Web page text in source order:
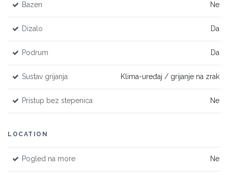
Bazen Ne
Dizalo Da
Podrum Da
Sustav grijanja Klima-uređaj / grijanje na zrak
Pristup bez stepenica Ne
LOCATION
Pogled na more Ne